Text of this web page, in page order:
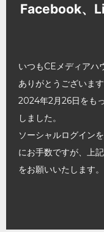
Facebook、
いつもCEメディアハ
ありがとうございます
2024年2月26日をも
しました。
ソーシャルログイン
にお手数ですが、上
をお願いいたします。